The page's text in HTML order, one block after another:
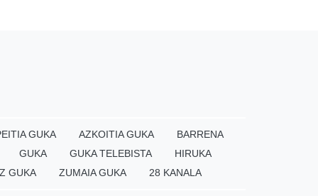
GUKA AZKOITIA GUKA
BARRENA
GUKA
GUKA TELEBISTA
HIRUKA
GUKA
ZUMAIA GUKA 28 KANALA